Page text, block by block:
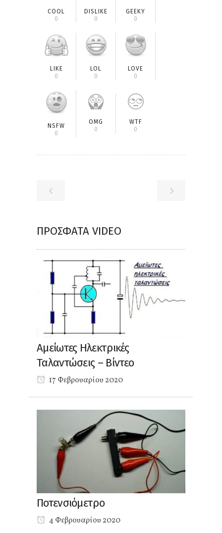
COOL
0
DISLIKE
0
GEEKY
0
LIKE
0
LOL
0
LOVE
0
NSFW
0
OMG
0
WTF
0
ΠΡΌΣΦΑΤΑ VIDEO
Αμείωτες Ηλεκτρικές
Ταλαντώσεις – Βίντεο
17 Φεβρουαρίου 2020
Ποτενσιόμετρο
4 Φεβρουαρίου 2020